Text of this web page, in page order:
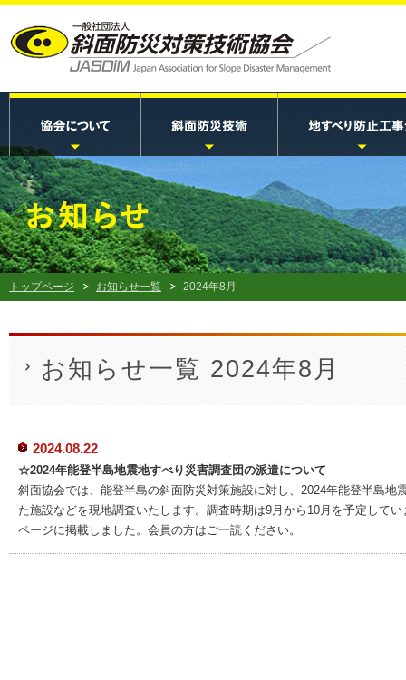
トップページ お知らせ一覧 2024年8月
お知らせ一覧 2024年8月
2024.08.22
☆2024年能登半島地震地すべり災害調査団の派遣について
斜面協会では、能登半島の斜面防災対策施設に対し、2024年能登半島地
た施設などを現地調査いたします。調査時期は9月から10月を予定して
ページに掲載しました。会員の方はご一読ください。